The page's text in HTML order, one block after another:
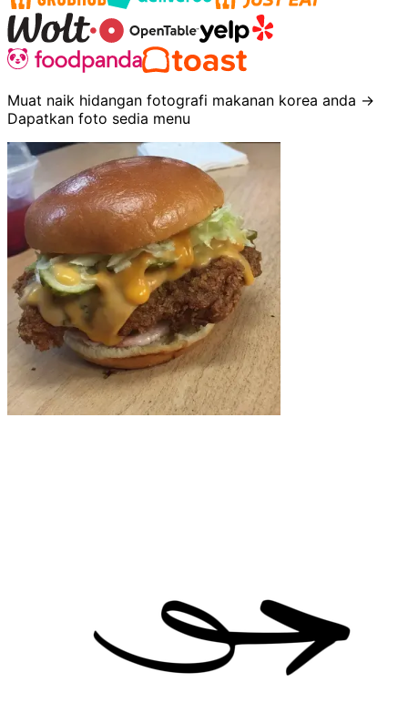
Muat naik hidangan fotografi makanan korea anda →
Dapatkan foto sedia menu